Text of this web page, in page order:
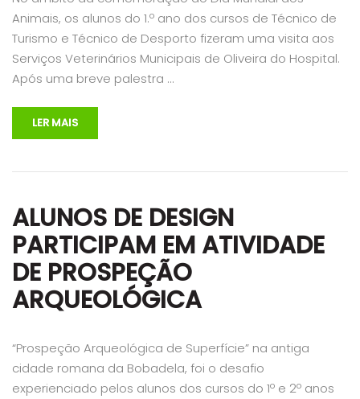
Animais, os alunos do 1.º ano dos cursos de Técnico de
Turismo e Técnico de Desporto fizeram uma visita aos
Serviços Veterinários Municipais de Oliveira do Hospital.
Após uma breve palestra …
LER MAIS
ALUNOS DE DESIGN
PARTICIPAM EM ATIVIDADE
DE PROSPEÇÃO
ARQUEOLÓGICA
“Prospeção Arqueológica de Superfície” na antiga
cidade romana da Bobadela, foi o desafio
experienciado pelos alunos dos cursos do 1º e 2º anos